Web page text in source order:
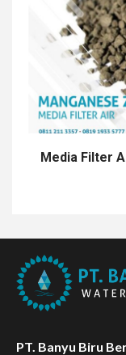
Media Filter
PT. Banyu Biru